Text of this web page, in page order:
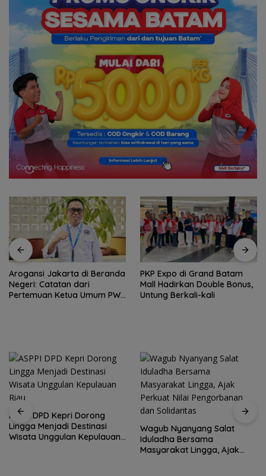
Arogansi Jakarta di Beranda
Negeri: Catatan dari
Pertemuan Ketua Umum PWI
PKP Expo di Grand Batam
Mall Hadirkan Double Bonus,
Untung Berkali-kali
ASPPI DPD Kepri Dorong
Lingga Menjadi Destinasi
Wisata Unggulan Kepulauan
Wagub Nyanyang Salat
Iduladha Bersama
Masyarakat Lingga, Ajak